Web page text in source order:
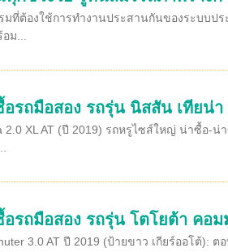
มที่ต้องใช้การทำงานประสานกันของระบบ
ม...
รถมือสอง รถรุ่น นิสสัน เทียน่า
2.0 XL AT (ปี 2019) รถหรูไซส์ใหญ่ น่าซื้
รถมือสอง รถรุ่น โตโยต้า คอม
3.0 AT ปี 2019 (ป้ายขาว เกียร์ออโต้